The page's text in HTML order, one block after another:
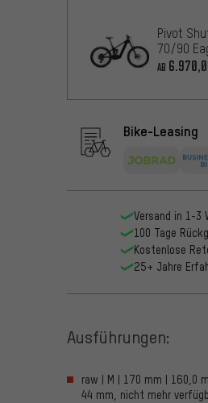
Pivot
70/90
AB
Bike-Leasing
Versand in 1-3
100 Tage
Kostenlose
25+ Jahre
Ausführungen:
raw | M | 170 mm | 160,0
44 mm, nicht mehr